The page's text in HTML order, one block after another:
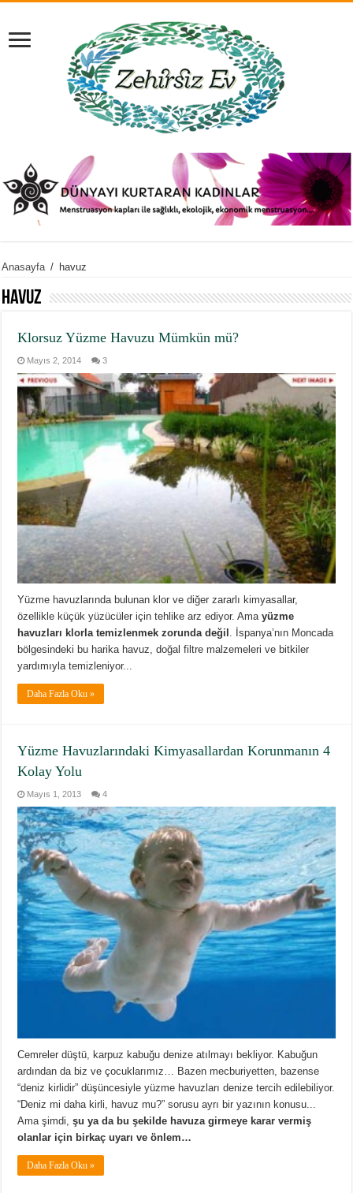
Anasayfa / havuz
havuz
Klorsuz Yüzme Havuzu Mümkün mü?
Mayıs 2, 2014 3
Yüzme havuzlarında bulunan klor ve diğer zararlı kimyasallar,
özellikle küçük yüzücüler için tehlike arz ediyor. Amayüzme
havuzları klorla temizlenmek zorunda değil . İspanya’nın Moncada
bölgesindeki bu harika havuz, doğal filtre malzemeleri ve bitkiler
yardımıyla temizleniyor...
Daha Fazla Oku »
Yüzme Havuzlarındaki Kimyasallardan Korunmanın 4
Kolay Yolu
Mayıs 1, 2013 4
Cemreler düştü, karpuz kabuğu denize atılmayı bekliyor. Kabuğun
ardından da biz ve çocuklarımız… Bazen mecburiyetten, bazense
“deniz kirlidir” düşüncesiyle yüzme havuzları denize tercih edilebiliyor.
“Deniz mi daha kirli, havuz mu?” sorusu ayrı bir yazının konusu...
Ama şimdi,şu ya da bu şekilde havuza girmeye karar vermiş
olanlar için birkaç uyarı ve önlem…
Daha Fazla Oku »